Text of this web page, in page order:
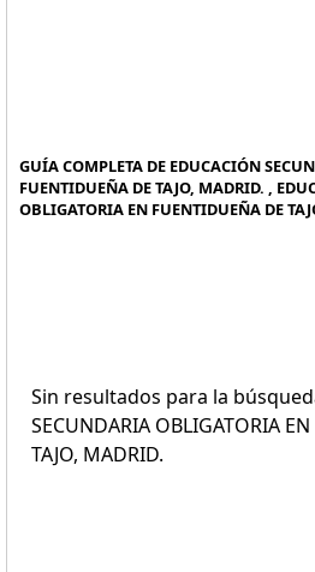
GUÍA COMPLETA DE EDUCACIÓN
FUENTIDUEÑA DE TAJO, MADRID. ,
OBLIGATORIA EN FUENTIDUEÑA DE
Sin resultados para la
SECUNDARIA OBLIGATORIA
TAJO, MADRID.